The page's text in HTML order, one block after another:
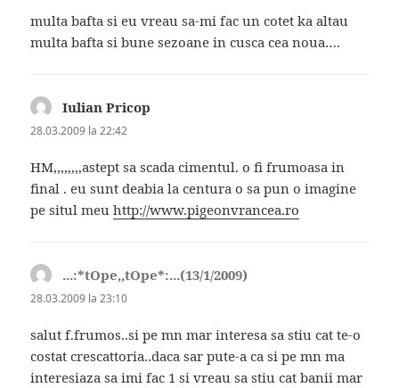
multa bafta si eu vreau sa-mi fac un cotet ka altau
multa bafta si bune sezoane in cusca cea noua….
Iulian Pricop
28.03.2009 la 22:42
HM,,,,,,,,astept sa scada cimentul. o fi frumoasa in
final . eu sunt deabia la centura o sa pun o imagine
pe situl meuhttp://www.pigeonvrancea.ro
...:*tOpe,,tOpe*:...(13/1/2009)
28.03.2009 la 23:10
salut f.frumos..si pe mn mar interesa sa stiu cat te-o
costat crescattoria..daca sar pute-a ca si pe mn ma
interesiaza sa imi fac 1 si vreau sa stiu cat banii mar